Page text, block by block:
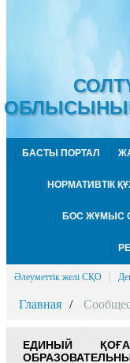
БАСТЫ ПОРТАЛ
НОРМАТИВТІК
БОС ЖҰМЫС
Әлеуметтік желі СҚО
Главная
ЕДИНЫЙ